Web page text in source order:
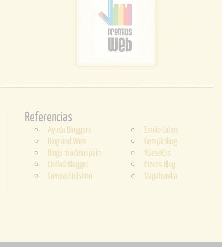
Referencias
Ayuda Bloggers
Blog and Web
Blogs madeinspain
Ciudad Blogger
Compartidísimo
Emilio Cobos
Gem@ Blog
KsesoCss
Pizcos Blog
Vagabundia